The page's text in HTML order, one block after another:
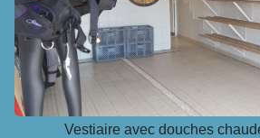
Vestiaire avec douches